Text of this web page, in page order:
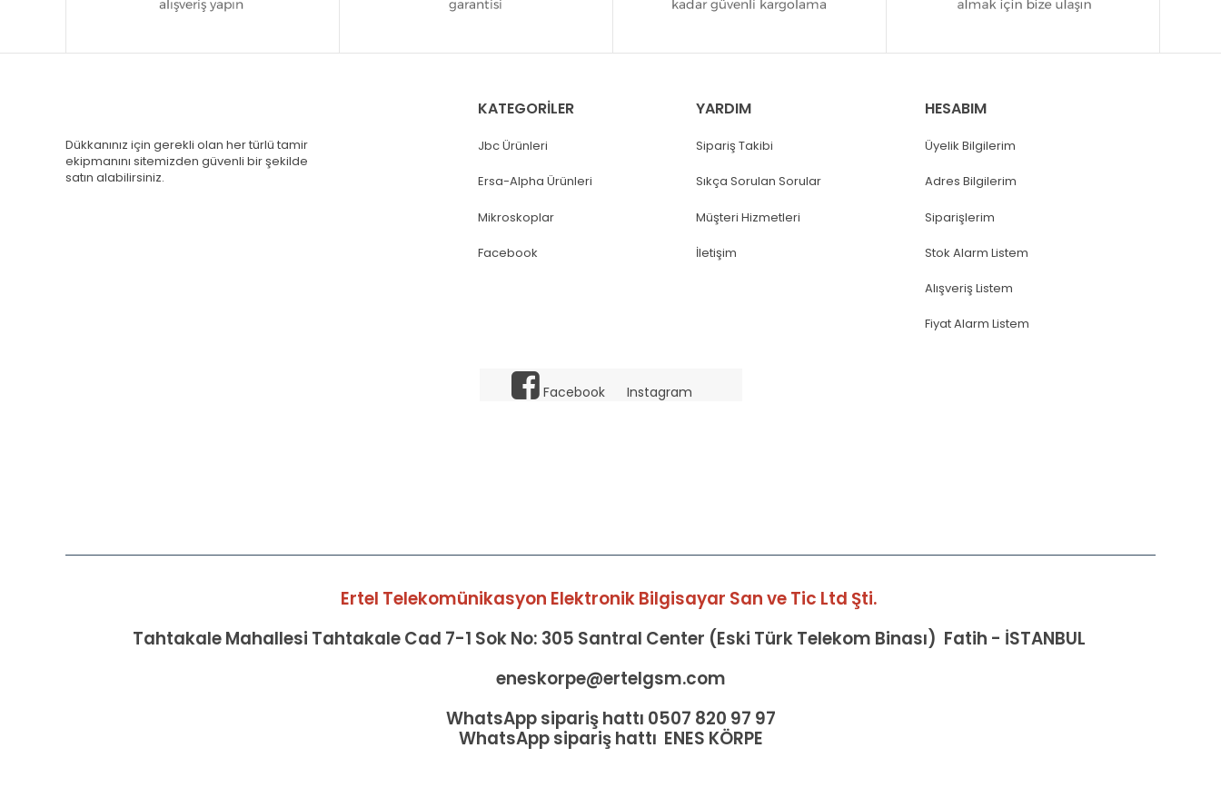
Dükkanınız için gerekli olan her türlü tamir
ekipmanını sitemizden güvenli bir şekilde
satın alabilirsiniz.
KATEGORİLER
Jbc Ürünleri
Ersa-Alpha Ürünleri
Mikroskoplar
Facebook
YARDIM
Sipariş Takibi
Sıkça Sorulan Sorular
Müşteri Hizmetleri
İletişim
HESABIM
Üyelik Bilgilerim
Adres Bilgilerim
Siparişlerim
Stok Alarm Listem
Alışveriş Listem
Fiyat Alarm Listem
Facebook Instagram
Ertel Telekomünikasyon Elektronik Bilgisayar San ve Tic Ltd Şti.
Tahtakale Mahallesi Tahtakale Cad 7-1 Sok No: 305 Santral Center (Eski Türk Telekom Binası) Fatih - İSTANBUL
eneskorpe@ertelgsm.com
WhatsApp sipariş hattı 0507 820 97 97
WhatsApp sipariş hattı ENES KÖRPE